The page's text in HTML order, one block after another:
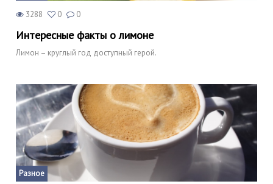
3288 0 0
Интересные факты о лимоне
Лимон – круглый год доступный герой.
Разное